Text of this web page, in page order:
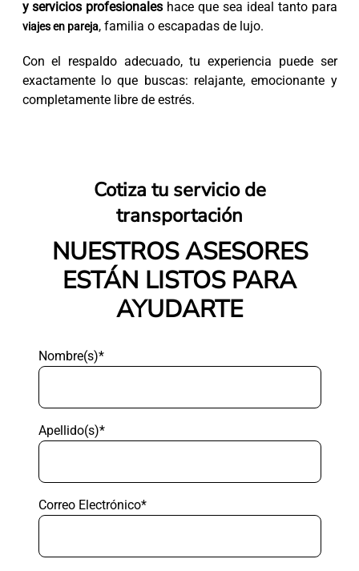
y servicios profesionales hace que sea ideal tanto para
viajes en pareja, familia o escapadas de lujo.
Con el respaldo adecuado, tu experiencia puede ser
exactamente lo que buscas: relajante, emocionante y
completamente libre de estrés.
Cotiza tu servicio de
transportación
NUESTROS ASESORES
ESTÁN LISTOS PARA
AYUDARTE
Nombre(s)*
Apellido(s)*
Correo Electrónico*